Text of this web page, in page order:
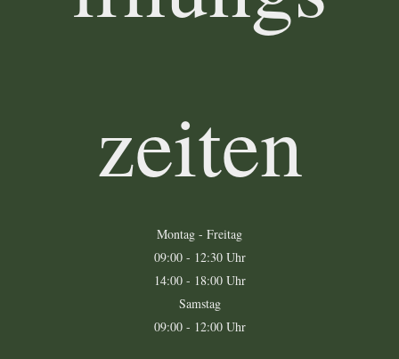
zeiten
Montag - Freitag
09:00 - 12:30 Uhr
14:00 - 18:00 Uhr
Samstag
09:00 - 12:00 Uhr